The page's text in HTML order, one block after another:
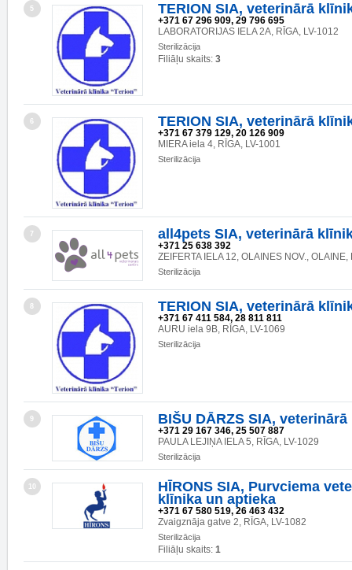
5 TERION SIA, veterinārā
+371 67 296 909, 29 796 695
LABORATORIJAS IELA 2A, RĪGA, LV-1012
Sterilizācija
Filiāļu skaits: 3
6 TERION SIA, veterinārā
+371 67 379 129, 20 126 909
MIERA iela 4, RĪGA, LV-1001
Sterilizācija
7 all4pets SIA, veterinārā
+371 25 638 392
ZEIFERTA IELA 12, OLAINES NOV., OLAINE,
Sterilizācija
8 TERION SIA, veterinārā
+371 67 411 584, 28 811 811
AURU iela 9B, RĪGA, LV-1069
Sterilizācija
9 BIŠU DĀRZS SIA,
+371 29 167 346, 25 507 887
PAULA LEJIŅA IELA 5, RĪGA, LV-1029
Sterilizācija
10
HĪRONS SIA, Purvciema
klīnika un aptieka
+371 67 580 519, 26 463 432
Zvaigznāja gatve 2, RĪGA, LV-1082
Sterilizācija
Filiāļu skaits: 1